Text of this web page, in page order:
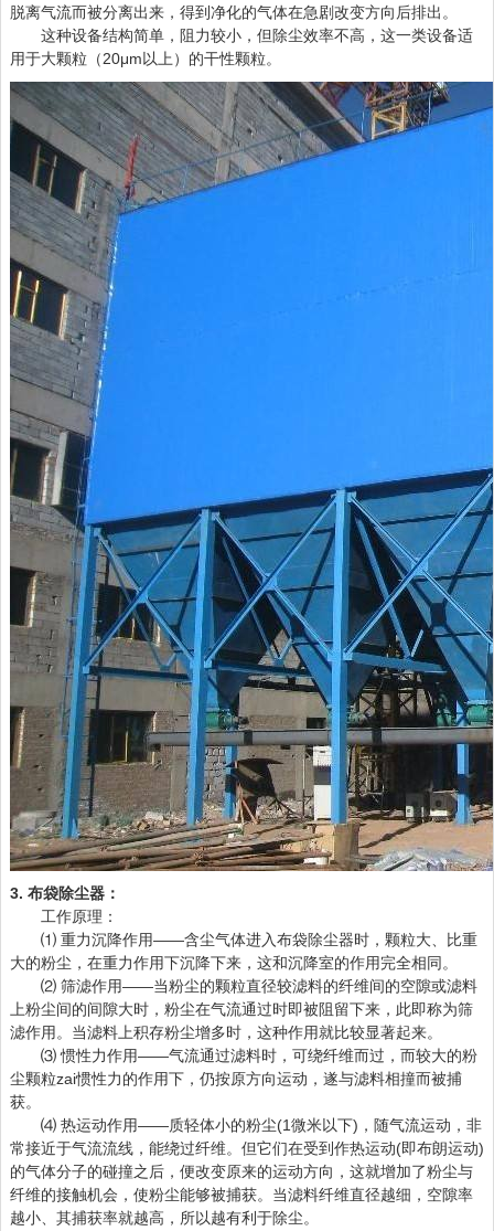
脱离气流而被分离出来，得到净化的气体在急剧改变方向后排出。
这种设备结构简单，阻力较小，但除尘效率不高，这一类设备适
用于大颗粒（20μm以上）的干性颗粒。
3. 布袋除尘器：
工作原理：
⑴ 重力沉降作用——含尘气体进入布袋除尘器时，颗粒大、比重
大的粉尘，在重力作用下沉降下来，这和沉降室的作用完全相同。
⑵ 筛滤作用——当粉尘的颗粒直径较滤料的纤维间的空隙或滤料
上粉尘间的间隙大时，粉尘在气流通过时即被阻留下来，此即称为筛
滤作用。当滤料上积存粉尘增多时，这种作用就比较显著起来。
⑶ 惯性力作用——气流通过滤料时，可绕纤维而过，而较大的粉
尘颗粒zai惯性力的作用下，仍按原方向运动，遂与滤料相撞而被捕
获。
⑷ 热运动作用——质轻体小的粉尘(1微米以下)，随气流运动，非
常接近于气流流线，能绕过纤维。但它们在受到作热运动(即布朗运动)
的气体分子的碰撞之后，便改变原来的运动方向，这就增加了粉尘与
纤维的接触机会，使粉尘能够被捕获。当滤料纤维直径越细，空隙率
越小、其捕获率就越高，所以越有利于除尘。